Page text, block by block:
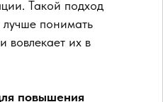
сайт,
будет